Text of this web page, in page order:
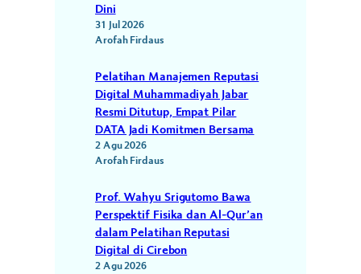
Dini
31 Jul 2026
Arofah Firdaus
Pelatihan Manajemen Reputasi
Digital Muhammadiyah Jabar
Resmi Ditutup, Empat Pilar
DATA Jadi Komitmen Bersama
2 Agu 2026
Arofah Firdaus
Prof. Wahyu Srigutomo Bawa
Perspektif Fisika dan Al-Qur’an
dalam Pelatihan Reputasi
Digital di Cirebon
2 Agu 2026